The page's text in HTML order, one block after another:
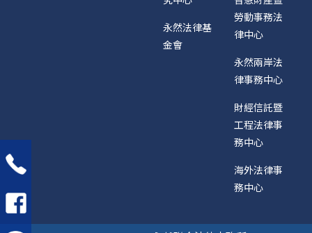
永然法律基
金會
勞動事務法
律中心
永然兩岸法
律事務中心
財經信託暨
工程法律事
務中心
海外法律事
務中心